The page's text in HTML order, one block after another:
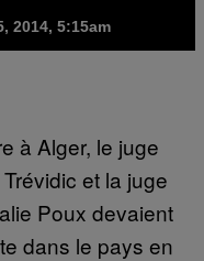
2014, 5:15am
à Alger, le juge
et la juge
Poux devaient
dans le pays en